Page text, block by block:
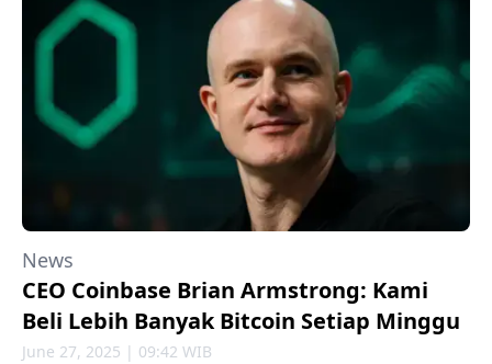
News
CEO Coinbase Brian Armstrong: Kami
Beli Lebih Banyak Bitcoin Setiap Minggu
June 27, 2025 | 09:42 WIB